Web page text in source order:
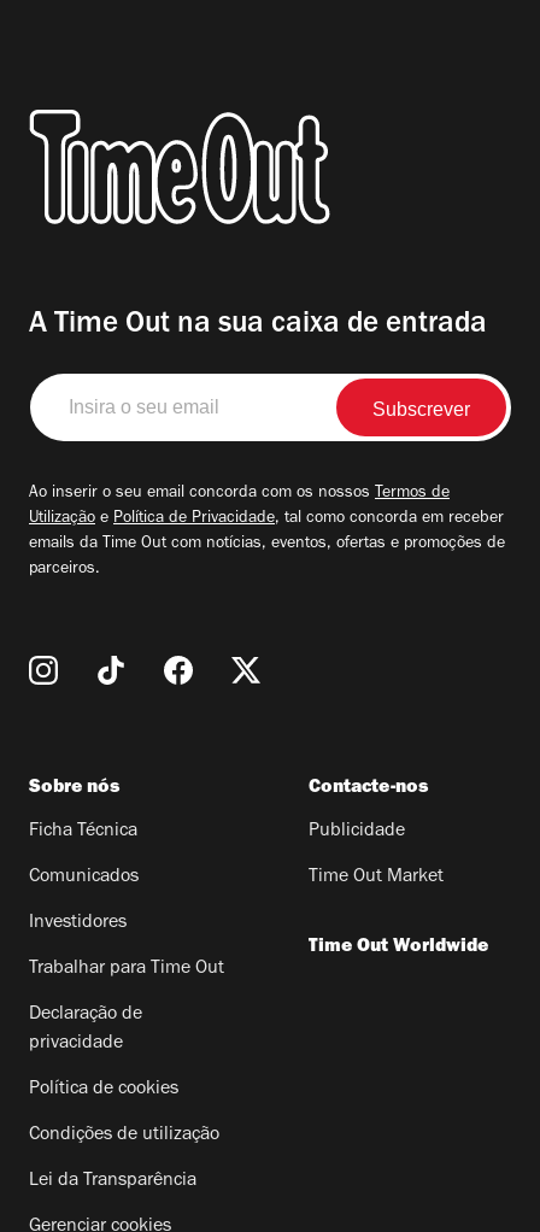
A Time Out na sua caixa de entrada
Insira
o
seu
Ao inserir o seu email concorda com os nossos Termos de
Utilização e Política de Privacidade, tal como concorda em receber
emails da Time Out com notícias, eventos, ofertas e promoções de
parceiros.
Sobre nós
Ficha Técnica
Comunicados
Investidores
Trabalhar para Time Out
Declaração de
privacidade
Política de cookies
Condições de utilização
Lei da Transparência
Gerenciar cookies
Contacte-nos
Publicidade
Time Out Market
Time Out Worldwide